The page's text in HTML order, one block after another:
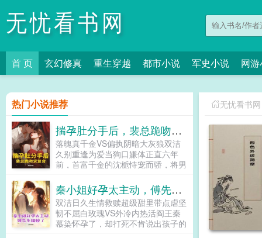
无忧看书网
首 页 玄幻修真 重生穿越 都市小说 军史小说 网
无忧看书网
热门小说推荐
揣孕肚分手后，裴总跪吻求复合
落魄真千金VS偏执阴暗大灰狼双洁
久别重逢为爱当狗口嫌体正直六年
前，首富千金的沈栀恃宠而骄，将男
的狗。可这条狗却爬上金字塔极端，
成了京市最瞩目耀眼的存在。而她，
却从千金大小姐变成了落魄娱记他站
在高位，冷眼嘲弄她的狼狈求我，赏
你口饭吃。看着他眼里的仇恨，沈栀
秦小姐好孕太主动，傅先生输惨了
双洁日久生情救赎超级甜里带点虐坚
韧不屈白玫瑰VS外冷内热活阎王秦
慕染怀孕了，却打死不肯说出孩子的